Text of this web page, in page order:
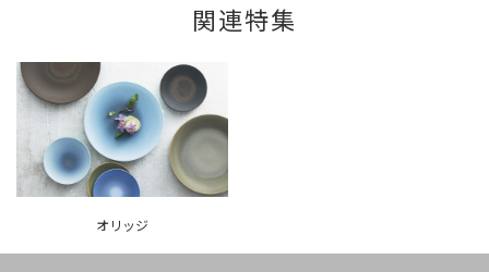
関連特集
オリッジ